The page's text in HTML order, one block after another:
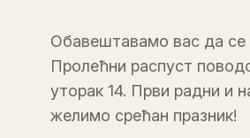
Обавештавамо вас да се
Пролећни распуст
уторак 14. Први радни и
желимо срећан празник!